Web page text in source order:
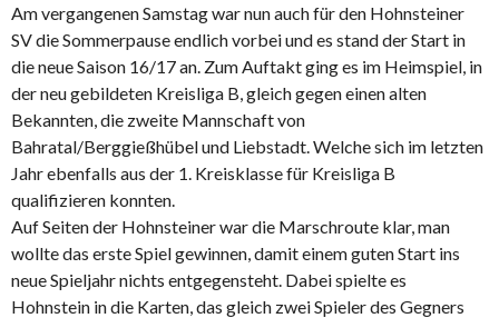
Am vergangenen Samstag war nun auch für den Hohnsteiner
SV die Sommerpause endlich vorbei und es stand der Start in
die neue Saison 16/17 an. Zum Auftakt ging es im Heimspiel, in
der neu gebildeten Kreisliga B, gleich gegen einen alten
Bekannten, die zweite Mannschaft von
Bahratal/Berggießhübel und Liebstadt. Welche sich im letzten
Jahr ebenfalls aus der 1. Kreisklasse für Kreisliga B
qualifizieren konnten.
Auf Seiten der Hohnsteiner war die Marschroute klar, man
wollte das erste Spiel gewinnen, damit einem guten Start ins
neue Spieljahr nichts entgegensteht. Dabei spielte es
Hohnstein in die Karten, das gleich zwei Spieler des Gegners